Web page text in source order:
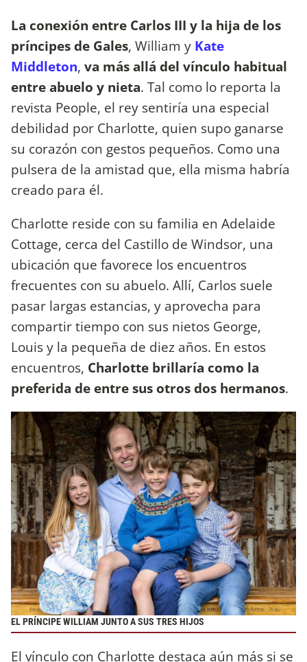
La conexión entre Carlos III y la hija de los
príncipes de Gales, William y Kate
Middleton, va más allá del vínculo habitual
entre abuelo y nieta. Tal como lo reporta la
revista People, el rey sentiría una especial
debilidad por Charlotte, quien supo ganarse
su corazón con gestos pequeños. Como una
pulsera de la amistad que, ella misma habría
creado para él.
Charlotte reside con su familia en Adelaide
Cottage, cerca del Castillo de Windsor, una
ubicación que favorece los encuentros
frecuentes con su abuelo. Allí, Carlos suele
pasar largas estancias, y aprovecha para
compartir tiempo con sus nietos George,
Louis y la pequeña de diez años. En estos
encuentros, Charlotte brillaría como la
preferida de entre sus otros dos hermanos.
EL PRÍNCIPE WILLIAM JUNTO A SUS TRES HIJOS
El vínculo con Charlotte destaca aún más si se